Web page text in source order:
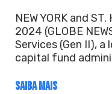
NEW YORK and
2024 (GLOBE
Services (Gen II),
capital fund
SAIBA MAIS